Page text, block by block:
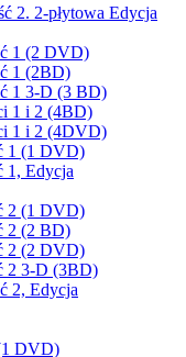
2. 2-płytowa Edycja
1 (2 DVD)
1 (2BD)
1 3-D (3 BD)
1 i 2 (4BD)
1 i 2 (4DVD)
1 (1 DVD)
1, Edycja
2 (1 DVD)
2 (2 BD)
2 (2 DVD)
2 3-D (3BD)
2, Edycja
DVD)